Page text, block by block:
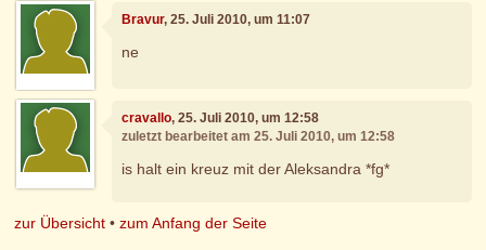
Bravur, 25. Juli 2010, um 11:07
ne
cravallo, 25. Juli 2010, um 12:58
zuletzt bearbeitet am 25. Juli 2010, um 12:58
is halt ein kreuz mit der Aleksandra *fg*
zur Übersicht •zum Anfang der Seite